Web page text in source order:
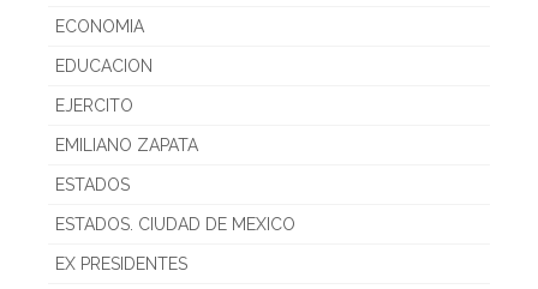
ECONOMIA
EDUCACION
EJERCITO
EMILIANO ZAPATA
ESTADOS
ESTADOS. CIUDAD DE MEXICO
EX PRESIDENTES